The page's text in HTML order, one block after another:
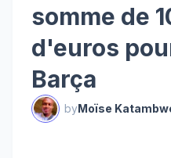
somme de
d'euros
Barça
byMoïse